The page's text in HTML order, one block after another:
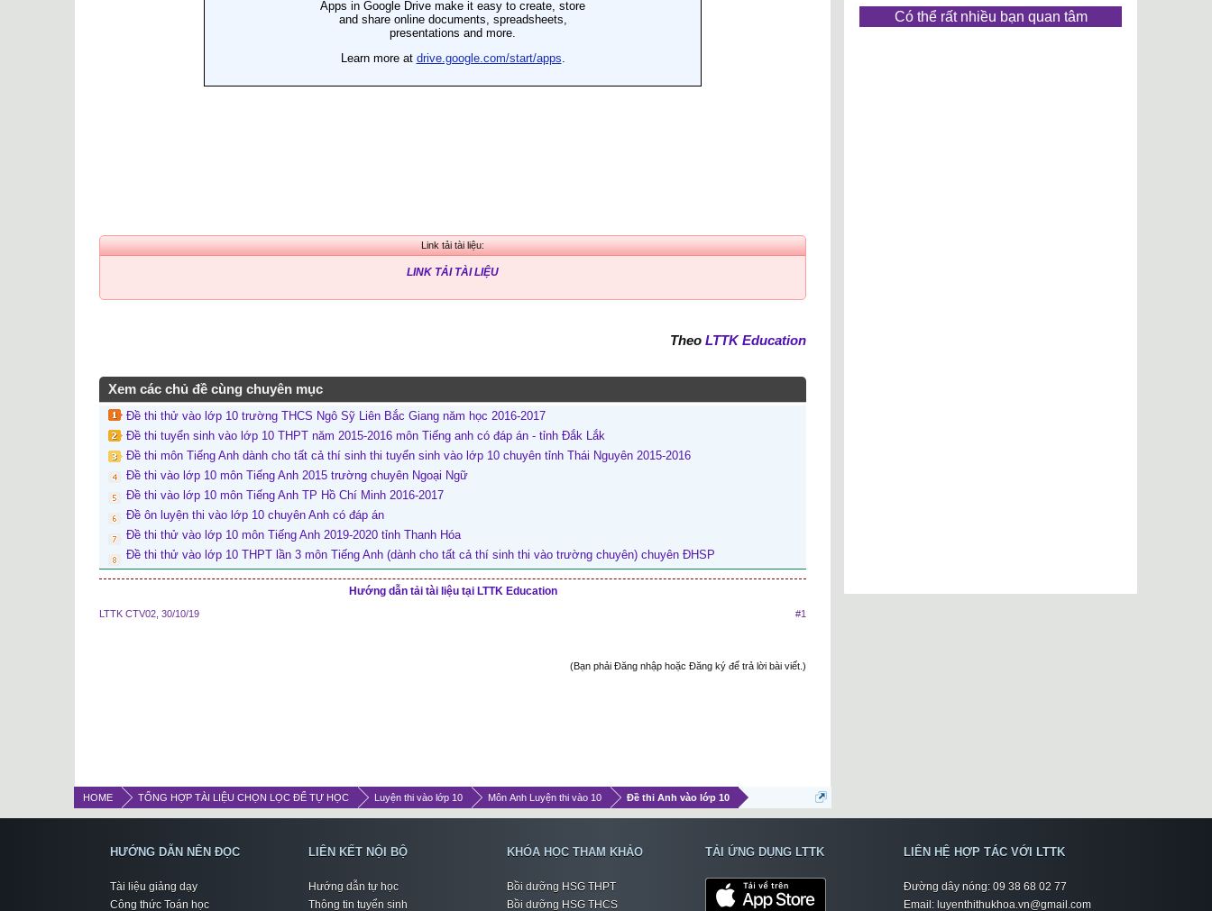
Link tải tài liệu:
LINK TẢI TÀI LIỆU
Theo LTTK Education
Xem các chủ đề cùng chuyên mục
Đề thi thử vào lớp 10 trường THCS Ngô Sỹ Liên Bắc Giang năm học 2016-2017
Đề thi tuyển sinh vào lớp 10 THPT năm 2015-2016 môn Tiếng anh có đáp án - tỉnh Đắk Lắk
Đề thi môn Tiếng Anh dành cho tất cả thí sinh thi tuyển sinh vào lớp 10 chuyên tỉnh Thái Nguyên 2015-2016
Đề thi vào lớp 10 môn Tiếng Anh 2015 trường chuyên Ngoại Ngữ
Đề thi vào lớp 10 môn Tiếng Anh TP Hồ Chí Minh 2016-2017
Đề ôn luyện thi vào lớp 10 chuyên Anh có đáp án
Đề thi thử vào lớp 10 môn Tiếng Anh 2019-2020 tỉnh Thanh Hóa
Đề thi thử vào lớp 10 THPT lần 3 môn Tiếng Anh (dành cho tất cả thí sinh thi vào trường chuyên) chuyên ĐHSP
Hướng dẫn tải tài liệu tại LTTK Education
LTTK CTV02 30/10/19 #1
(Bạn phải Đăng nhập hoặc Đăng ký để trả lời bài viết.)
HOME TỔNG HỢP TÀI LIỆU CHỌN LỌC ĐỂ TỰ HỌC Luyện thi vào lớp 10 Môn Anh Luyện thi vào 10 Đề thi Anh vào lớp 10
Có thể rất nhiều bạn quan tâm
HƯỚNG DẪN NÊN ĐỌC
Tài liệu giảng dạy
Công thức Toán học
LIÊN KẾT NỘI BỘ
Hướng dẫn tự học
Thông tin tuyển sinh
KHÓA HỌC THAM KHẢO
Bồi dưỡng HSG THPT
Bồi dưỡng HSG THCS
TẢI ỨNG DỤNG LTTK LIÊN HỆ HỢP TÁC VỚI LTTK
Đường dây nóng: 09 38 68 02 77
Email: luyenthithukhoa.vn@gmail.com